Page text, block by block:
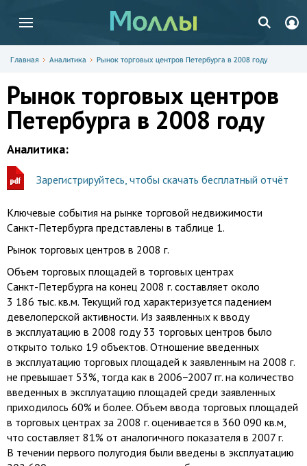
Главная Аналитика Рынок торговых центров Петербурга в 2008 году
Рынок торговых центров
Петербурга в 2008 году
Аналитика:
Зарегистрируйтесь, чтобы скачать бесплатный отчёт
Ключевые события на рынке торговой недвижимости
Санкт-Петербурга представлены в таблице 1.
Рынок торговых центров в 2008 г.
Объем торговых площадей в торговых центрах
Санкт-Петербурга на конец 2008 г. составляет около
3 186 тыс. кв.м. Текущий год характеризуется падением
девелоперской активности. Из заявленных к вводу
в эксплуатацию в 2008 году 33 торговых центров было
открыто только 19 объектов. Отношение введенных
в эксплуатацию торговых площадей к заявленным на 2008 г.
не превышает 53%, тогда как в 2006−2007 гг. на количество
введенных в эксплуатацию площадей среди заявленных
приходилось 60% и более. Объем ввода торговых площадей
в торговых центрах за 2008 г. оценивается в 360 090 кв.м,
что составляет 81% от аналогичного показателя в 2007 г.
В течении первого полугодия были введены в эксплуатацию